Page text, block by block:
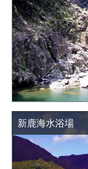
新鹿海水浴場